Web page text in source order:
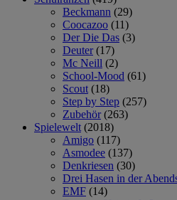
Beckmann (29)
Coocazoo (11)
Der Die Das (3)
Deuter (17)
Mc Neill (2)
School-Mood (61)
Scout (18)
Step by Step (257)
Zubehör (263)
Spielewelt (2018)
Amigo (117)
Asmodee (137)
Denkriesen (30)
Drei Hasen in der
EMF (14)